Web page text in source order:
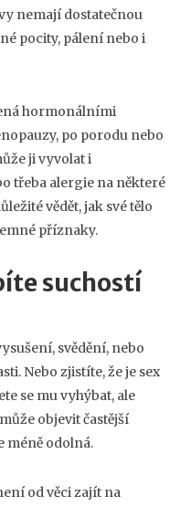
nemají dostatečnou
pocity, pálení nebo i
hormonálními
po porodu nebo
ji vyvolat i
třeba alergie na některé
vědět, jak své tělo
příznaky.
suchostí
svědění, nebo
Nebo zjistíte, že je sex
se mu vyhýbat, ale
objevit častější
méně odolná.
od věci zajít na